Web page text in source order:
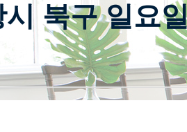
시 북구 일요